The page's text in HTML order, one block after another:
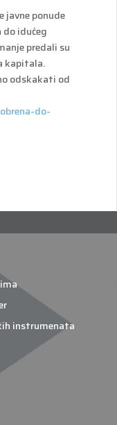
javne ponude
idućeg
predali su
kapitala.
odskakati od
do-
instrumenata